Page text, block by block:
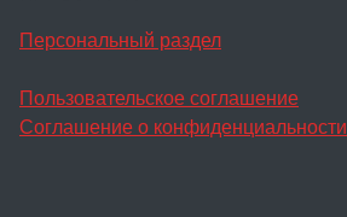
Персональный раздел
Пользовательское соглашение
Соглашение о конфиденциальности